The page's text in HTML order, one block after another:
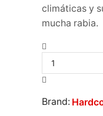
climáticas y
mucha rabia.
Pänika
Brand: